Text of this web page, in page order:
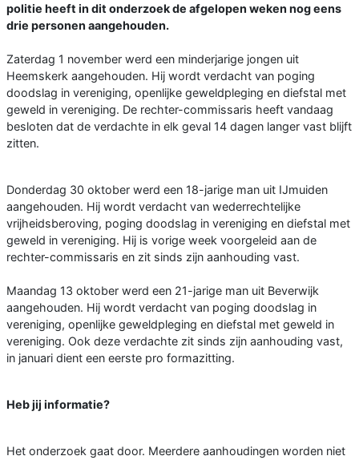
politie heeft in dit onderzoek de afgelopen weken nog eens
drie personen aangehouden.
Zaterdag 1 november werd een minderjarige jongen uit
Heemskerk aangehouden. Hij wordt verdacht van poging
doodslag in vereniging, openlijke geweldpleging en diefstal met
geweld in vereniging. De rechter-commissaris heeft vandaag
besloten dat de verdachte in elk geval 14 dagen langer vast blijft
zitten.
Donderdag 30 oktober werd een 18-jarige man uit IJmuiden
aangehouden. Hij wordt verdacht van wederrechtelijke
vrijheidsberoving, poging doodslag in vereniging en diefstal met
geweld in vereniging. Hij is vorige week voorgeleid aan de
rechter-commissaris en zit sinds zijn aanhouding vast.
Maandag 13 oktober werd een 21-jarige man uit Beverwijk
aangehouden. Hij wordt verdacht van poging doodslag in
vereniging, openlijke geweldpleging en diefstal met geweld in
vereniging. Ook deze verdachte zit sinds zijn aanhouding vast,
in januari dient een eerste pro formazitting.
Heb jij informatie?
Het onderzoek gaat door. Meerdere aanhoudingen worden niet